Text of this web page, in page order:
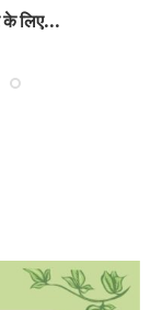
के लिए...